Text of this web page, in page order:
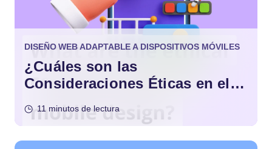
DISEÑO WEB ADAPTABLE A DISPOSITIVOS MÓVILES
¿Cuáles son las
Consideraciones Éticas en el
11 minutos de lectura